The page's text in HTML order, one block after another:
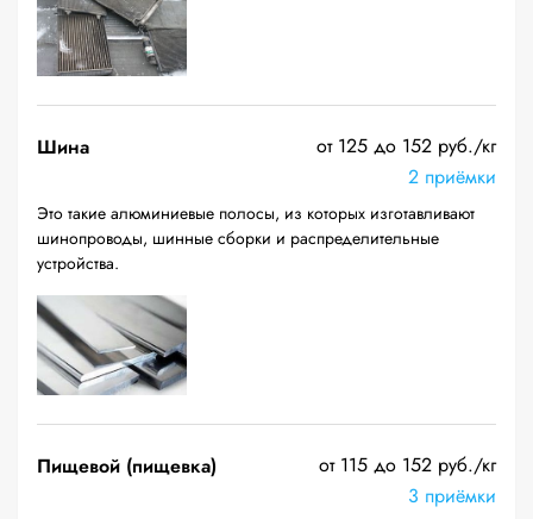
Шина
от 125 до 152 руб./кг
2 приёмки
Это такие алюминиевые полосы, из которых изготавливают
шинопроводы, шинные сборки и распределительные
устройства.
Пищевой (пищевка)
от 115 до 152 руб./кг
3 приёмки